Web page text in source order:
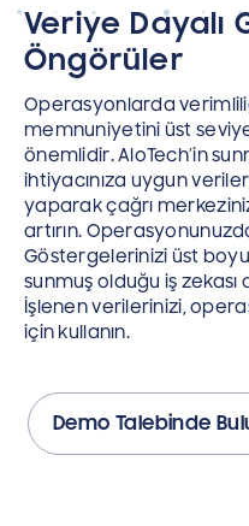
Veriye Dayalı
Öngörüler
Operasyonlarda
memnuniyetini üst
önemlidir. AloTech’in
ihtiyacınıza uygun
yaparak çağrı
artırın.
Göstergelerinizi üst
sunmuş olduğu iş
İşlenen verilerinizi,
için kullanın.
Demo Talebinde